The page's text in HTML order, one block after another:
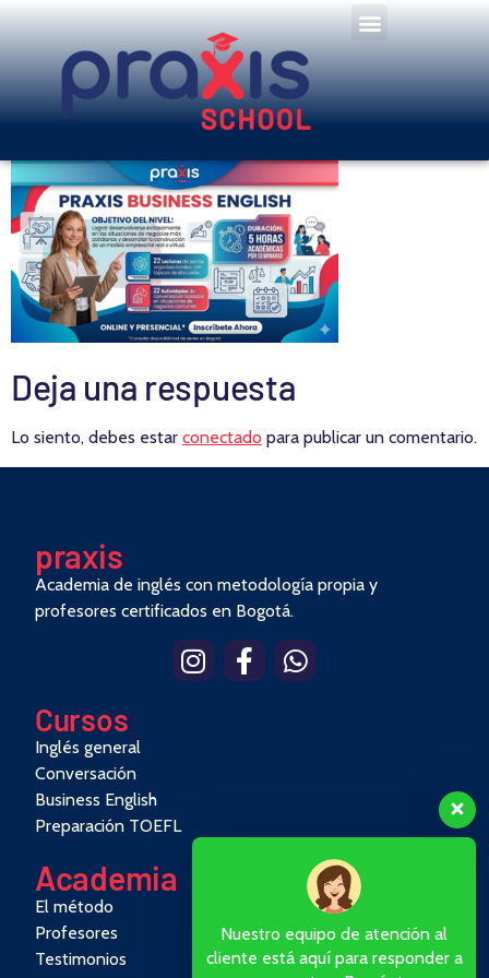
Deja una respuesta
Lo siento, debes estar conectado para publicar un comentario.
praxis
Academia de inglés con metodología propia y
profesores certificados en Bogotá.
Cursos
Inglés general
Conversación
Business English
Preparación TOEFL
Academia
El método
Profesores
Testimonios
Nuestro equipo de atención al
cliente está aquí para responder a